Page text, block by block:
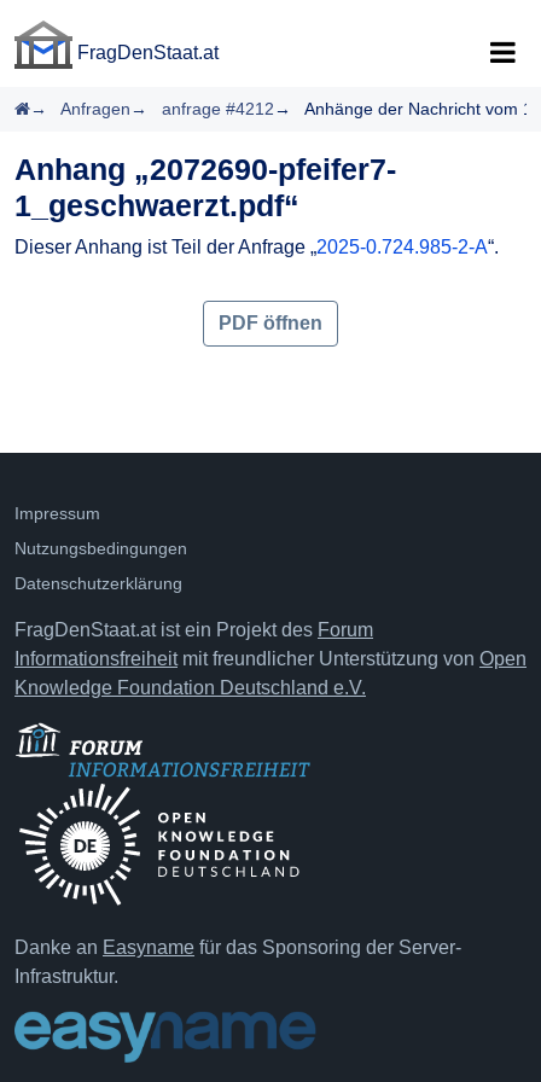
FragDenStaat.at
Startseite
Anfragen anfrage #4212 Anhänge der Nachricht vom
Anhang „2072690-pfeifer7-
1_geschwaerzt.pdf“
Dieser Anhang ist Teil der Anfrage „2025-0.724.985-2-A“.
PDF öffnen
Impressum
Nutzungsbedingungen
Datenschutzerklärung
FragDenStaat.at ist ein Projekt des Forum
Informationsfreiheitmit freundlicher Unterstützung von Open
Knowledge Foundation Deutschland e.V.
Danke an Easyname für das Sponsoring der Server-
Infrastruktur.